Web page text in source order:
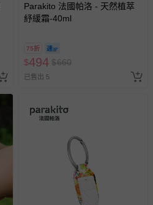
Parakito 法國帕洛 - 天然植萃
紓緩霜-40ml
75折
$494 $660
已售出 5